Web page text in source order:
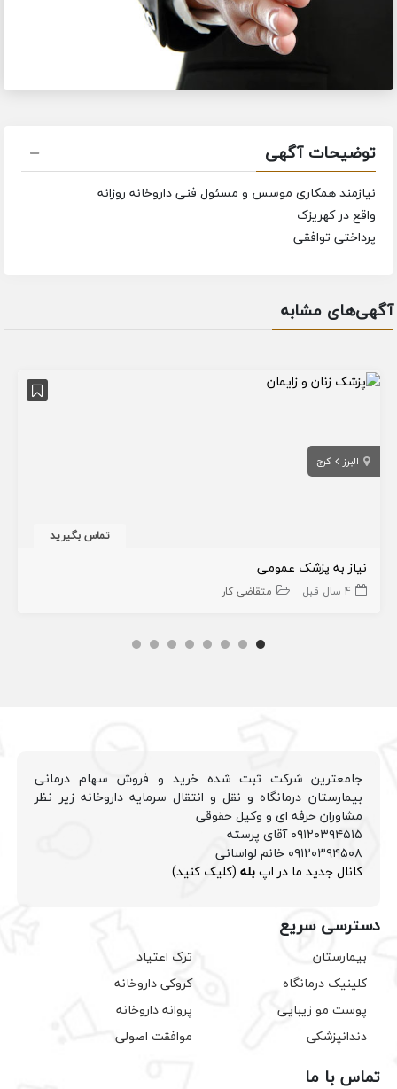
توضیحات آگهی
نیازمند همکاری موسس و مسئول فنی داروخانه روزانه
واقع در کهریزک
پرداختی توافقی
آگهی‌های مشابه
البرز کرج
تماس بگیرید
نياز به پزشک عمومی
4 سال قبل متقاضی کار
جامعترین شرکت ثبت شده خرید و فروش سهام درمانی
بیمارستان درمانگاه و نقل و انتقال سرمایه داروخانه زیر نظر
مشاوران حرفه ای و وکیل حقوقی
۰۹۱۲۰۳۹۴۵۱۵ آقای پرسته
۰۹۱۲۰۳۹۴۵۰۸ خانم لواسانی
کانال جدید ما در اپبله (کلیک کنید)
دسترسی سریع
بیمارستان
کلینیک درمانگاه
پوست مو زیبایی
دندانپزشکی
ترک اعتیاد
کروکی داروخانه
پروانه داروخانه
موافقت اصولی
تماس با ما